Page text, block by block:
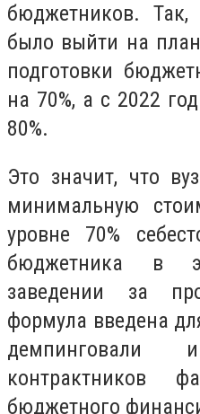
бюджетников.
было выйти на
подготовки
на 70%, а с 2022
80%.
Это значит, что
минимальную
уровне 70%
бюджетника в
заведении за
формула введена
контрактников
бюджетного